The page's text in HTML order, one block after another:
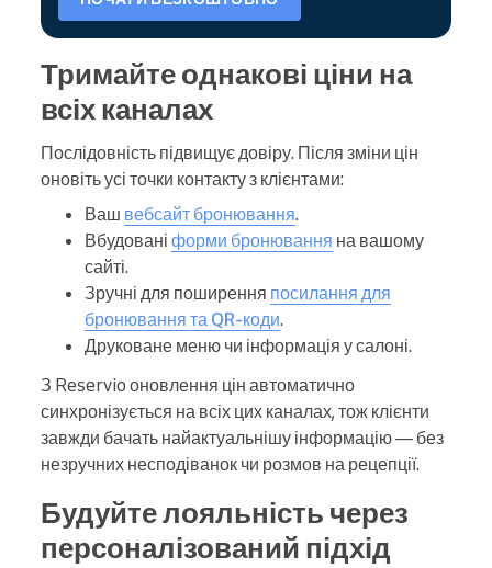
Тримайте однакові ціни на
всіх каналах
Послідовність підвищує довіру. Після зміни цін
оновіть усі точки контакту з клієнтами:
Ваш вебсайт бронювання.
Вбудовані форми бронювання на вашому
сайті.
Зручні для поширення посилання для
бронювання та QR-коди.
Друковане меню чи інформація у салоні.
З Reservio оновлення цін автоматично
синхронізується на всіх цих каналах, тож клієнти
завжди бачать найактуальнішу інформацію — без
незручних несподіванок чи розмов на рецепції.
Будуйте лояльність через
персоналізований підхід